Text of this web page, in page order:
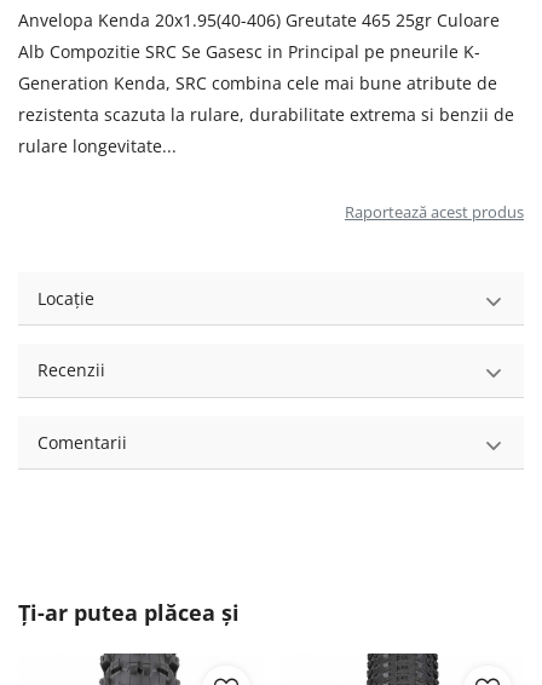
Anvelopa Kenda 20x1.95(40-406) Greutate 465 25gr Culoare
Alb Compozitie SRC Se Gasesc in Principal pe pneurile K-
Generation Kenda, SRC combina cele mai bune atribute de
rezistenta scazuta la rulare, durabilitate extrema si benzii de
rulare longevitate...
Raportează acest produs
Locație
Recenzii
Comentarii
Ți-ar putea plăcea și